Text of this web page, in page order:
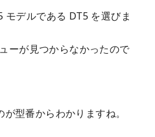
デルである DT5 を選びま
ーが見つからなかったので
型番からわかりますね。